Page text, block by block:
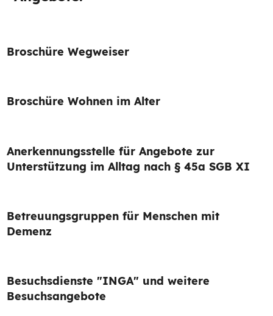
Broschüre Wegweiser
Broschüre Wohnen im Alter
Anerkennungsstelle für Angebote zur
Unterstützung im Alltag nach § 45a SGB XI
Betreuungsgruppen für Menschen mit
Demenz
Besuchsdienste "INGA" und weitere
Besuchsangebote